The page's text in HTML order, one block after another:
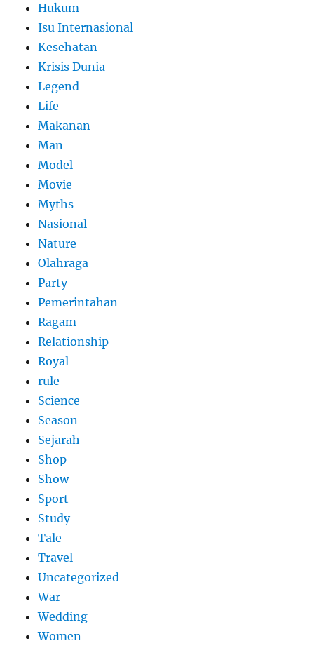
Hukum
Isu Internasional
Kesehatan
Krisis Dunia
Legend
Life
Makanan
Man
Model
Movie
Myths
Nasional
Nature
Olahraga
Party
Pemerintahan
Ragam
Relationship
Royal
rule
Science
Season
Sejarah
Shop
Show
Sport
Study
Tale
Travel
Uncategorized
War
Wedding
Women